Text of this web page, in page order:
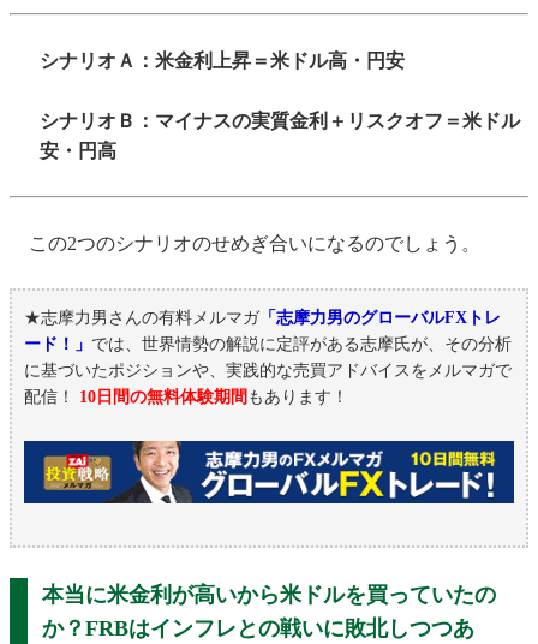
シナリオＡ：米金利上昇＝米ドル高・円安
シナリオＢ：マイナスの実質金利＋リスクオフ＝米ドル
安・円高
この2つのシナリオのせめぎ合いになるのでしょう。
★志摩力男さんの有料メルマガ「志摩力男のグローバルFXトレ
ード！」 では、世界情勢の解説に定評がある志摩氏が、その分析
に基づいたポジションや、実践的な売買アドバイスをメルマガで
配信！
10日間の無料体験期間 もあります！
本当に米金利が高いから米ドルを買っていたの
か？FRBはインフレとの戦いに敗北しつつあ